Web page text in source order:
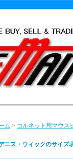
ム > コルネット用マウス
ニス・ウィックのサイズ